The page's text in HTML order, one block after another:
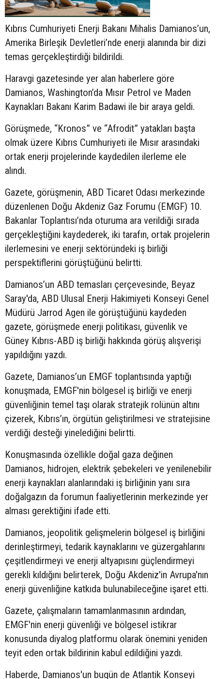
Kıbrıs Cumhuriyeti Enerji Bakanı Mihalis Damianos’un,
Amerika Birleşik Devletleri’nde enerji alanında bir dizi
temas gerçekleştirdiği bildirildi.
Haravgi gazetesinde yer alan haberlere göre
Damianos, Washington’da Mısır Petrol ve Maden
Kaynakları Bakanı Karim Badawi ile bir araya geldi.
Görüşmede, “Kronos” ve “Afrodit” yatakları başta
olmak üzere Kıbrıs Cumhuriyeti ile Mısır arasındaki
ortak enerji projelerinde kaydedilen ilerleme ele
alındı.
Gazete, görüşmenin, ABD Ticaret Odası merkezinde
düzenlenen Doğu Akdeniz Gaz Forumu (EMGF) 10.
Bakanlar Toplantısı’nda oturuma ara verildiği sırada
gerçekleştiğini kaydederek, iki tarafın, ortak projelerin
ilerlemesini ve enerji sektöründeki iş birliği
perspektiflerini görüştüğünü belirtti.
Damianos’un ABD temasları çerçevesinde, Beyaz
Saray'da, ABD Ulusal Enerji Hakimiyeti Konseyi Genel
Müdürü Jarrod Agen ile görüştüğünü kaydeden
gazete, görüşmede enerji politikası, güvenlik ve
Güney Kıbrıs-ABD iş birliği hakkında görüş alışverişi
yapıldığını yazdı.
Gazete, Damianos’un EMGF toplantısında yaptığı
konuşmada, EMGF'nin bölgesel iş birliği ve enerji
güvenliğinin temel taşı olarak stratejik rolünün altını
çizerek, Kıbrıs’ın, örgütün geliştirilmesi ve stratejisine
verdiği desteği yinelediğini belirtti.
Konuşmasında özellikle doğal gaza değinen
Damianos, hidrojen, elektrik şebekeleri ve yenilenebilir
enerji kaynakları alanlarındaki iş birliğinin yanı sıra
doğalgazın da forumun faaliyetlerinin merkezinde yer
alması gerektiğini ifade etti.
Damianos, jeopolitik gelişmelerin bölgesel iş birliğini
derinleştirmeyi, tedarik kaynaklarını ve güzergahlarını
çeşitlendirmeyi ve enerji altyapısını güçlendirmeyi
gerekli kıldığını belirterek, Doğu Akdeniz'in Avrupa'nın
enerji güvenliğine katkıda bulunabileceğine işaret etti.
Gazete, çalışmaların tamamlanmasının ardından,
EMGF'nin enerji güvenliği ve bölgesel istikrar
konusunda diyalog platformu olarak önemini yeniden
teyit eden ortak bildirinin kabul edildiğini yazdı.
Haberde, Damianos'un bugün de Atlantik Konseyi